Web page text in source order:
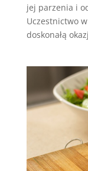
jej parzenia i
Uczestnictwo
doskonałą